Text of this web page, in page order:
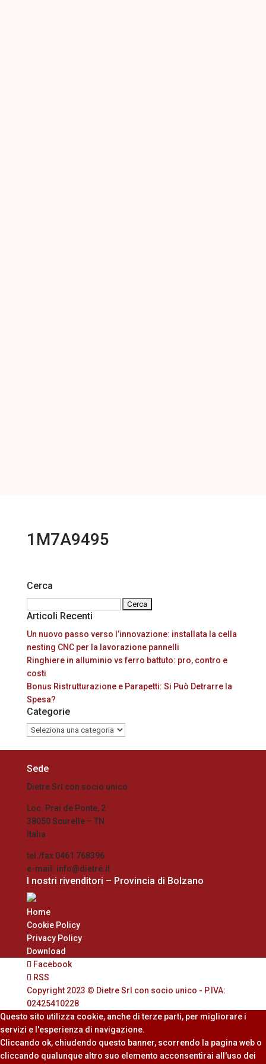
1M7A9495
Cerca
per:
Articoli Recenti
Un nuovo passo verso l’innovazione: installata la cella
nesting CNC per la lavorazione pannelli
Ringhiere in alluminio vs ferro battuto: pro, contro e
costi
Bonus Ristrutturazione e Parapetti: Si Può Detrarre la
Spesa?
Categorie
Categorie
Sede
Dietre Srl con socio unico
Loc. Prai de Ponte, 2
38050 Scurelle – TN
Italia
tel./fax 0461 768396
e-mail: info@dietre.it
I nostri rivenditori – Provincia di Bolzano
Home
Cookie Policy
Privacy Policy
Download
Facebook
RSS
Copyright 2023 © Dietre Srl con socio unico - P.IVA:
02425410228
Questo sito utilizza cookie, anche di terze parti, per migliorare i
servizi e l'esperienza di navigazione.
Cliccando ok, chiudendo questo banner, scorrendo la pagina web o
cliccando qualunque altro suo elemento acconsentirai all'uso dei